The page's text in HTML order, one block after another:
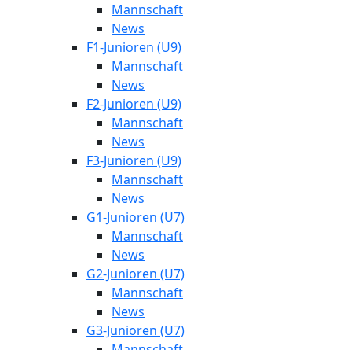
Mannschaft
News
F1-Junioren (U9)
Mannschaft
News
F2-Junioren (U9)
Mannschaft
News
F3-Junioren (U9)
Mannschaft
News
G1-Junioren (U7)
Mannschaft
News
G2-Junioren (U7)
Mannschaft
News
G3-Junioren (U7)